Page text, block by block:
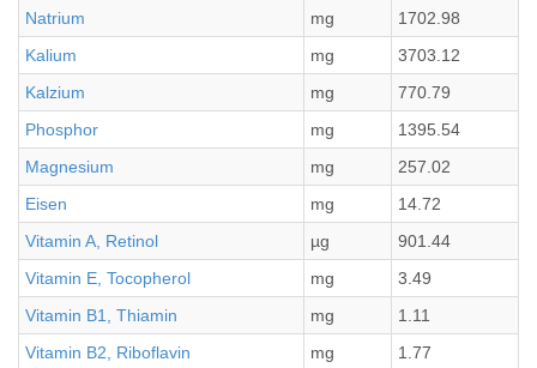
Natrium
mg 1702.98
Kalium
mg 3703.12
Kalzium
mg 770.79
Phosphor
mg 1395.54
Magnesium
mg 257.02
Eisen
mg 14.72
Vitamin A, Retinol
µg 901.44
Vitamin E, Tocopherol
mg 3.49
Vitamin B1, Thiamin
mg 1.11
Vitamin B2, Riboflavin
mg 1.77